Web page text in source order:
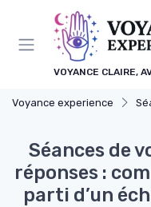
VOYANCE CLAIRE,
Voyance experience
Séances de
réponses :
parti d’un
Panneau de gestion des